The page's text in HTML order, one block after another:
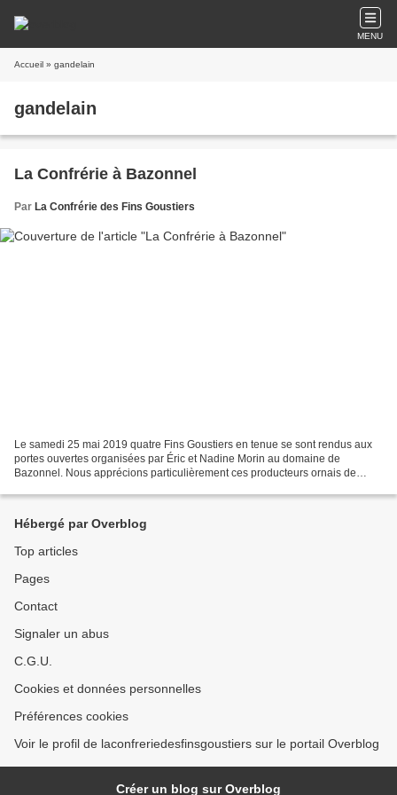
MENU
Accueil » gandelain
gandelain
La Confrérie à Bazonnel
Par La Confrérie des Fins Goustiers
Le samedi 25 mai 2019 quatre Fins Goustiers en tenue se sont rendus aux
portes ouvertes organisées par Éric et Nadine Morin au domaine de
Bazonnel. Nous apprécions particulièrement ces producteurs ornais de
Hébergé par Overblog
Top articles
Pages
Contact
Signaler un abus
C.G.U.
Cookies et données personnelles
Préférences cookies
Voir le profil de laconfreriedesfinsgoustiers sur le portail Overblog
Créer un blog sur Overblog